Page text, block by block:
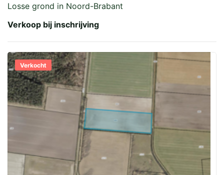
Losse grond in Noord-Brabant
Verkoop bij inschrijving
Verkocht